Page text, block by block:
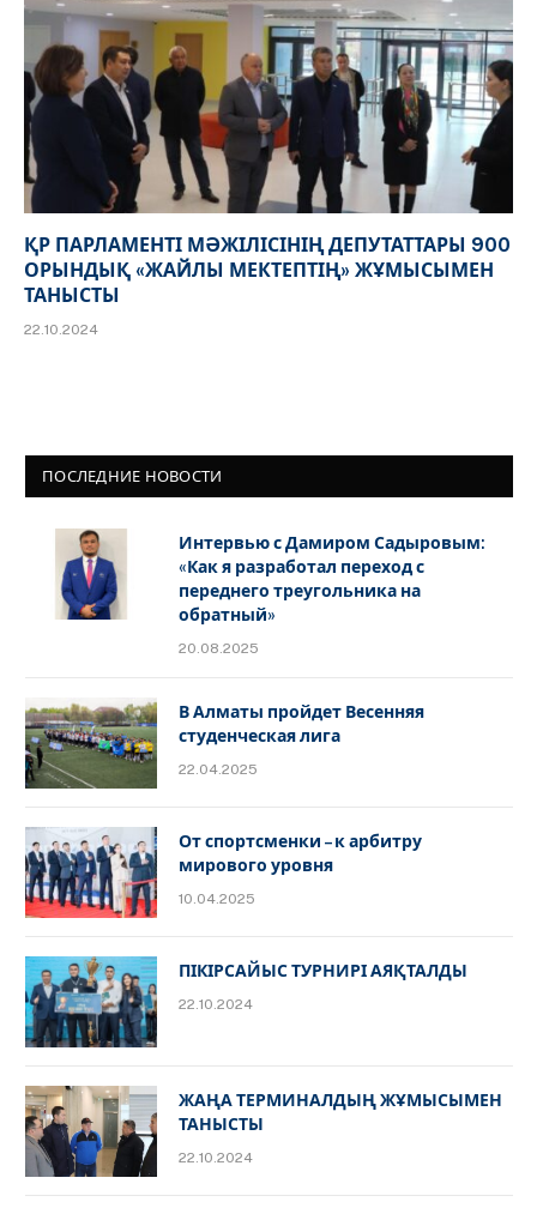
ҚР ПАРЛАМЕНТІ МӘЖІЛІСІНІҢ ДЕПУТАТТАРЫ 900
ОРЫНДЫҚ «ЖАЙЛЫ МЕКТЕПТІҢ» ЖҰМЫСЫМЕН
ТАНЫСТЫ
22.10.2024
ПОСЛЕДНИЕ НОВОСТИ
Интервью с Дамиром Садыровым:
«Как я разработал переход с
переднего треугольника на
обратный»
20.08.2025
В Алматы пройдет Весенняя
студенческая лига
22.04.2025
От спортсменки – к арбитру
мирового уровня
10.04.2025
ПІКІРСАЙЫС ТУРНИРІ АЯҚТАЛДЫ
22.10.2024
ЖАҢА ТЕРМИНАЛДЫҢ ЖҰМЫСЫМЕН
ТАНЫСТЫ
22.10.2024